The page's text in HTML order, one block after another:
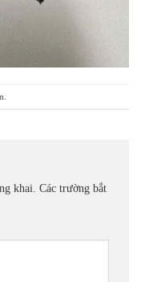
khai. Các trường bắt